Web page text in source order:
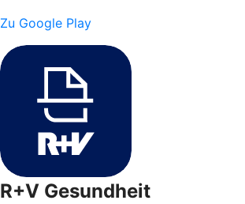
Zu Google Play
R+V Gesundheit